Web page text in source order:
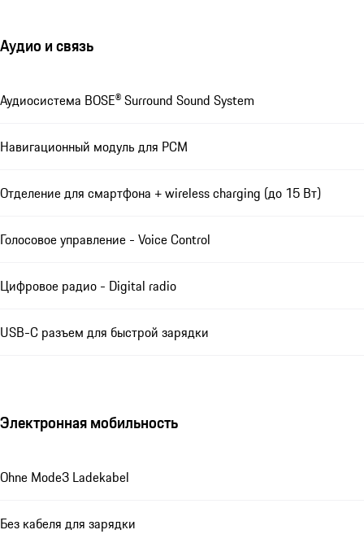
Аудио и связь
Аудиосистема BOSE® Surround Sound System
Навигационный модуль для РСМ
Отделение для смартфона + wireless charging (до 15 Вт)
Голосовое управление - Voice Control
Цифровое радио - Digital radio
USB-C разъем для быстрой зарядки
Электронная мобильность
Ohne Mode3 Ladekabel
Без кабеля для зарядки